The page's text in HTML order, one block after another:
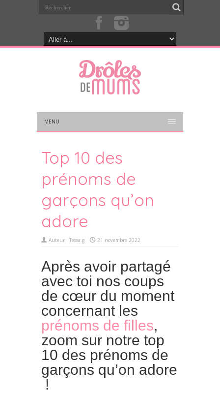
MENU
Top 10 des
prénoms de
garçons qu’on
adore
Auteur : Tessa.g 21 novembre 2022
Après avoir partagé
avec toi nos coups
de cœur du moment
concernant les
prénoms de filles,
zoom sur notre top
10 des prénoms de
garçons qu’on adore
!